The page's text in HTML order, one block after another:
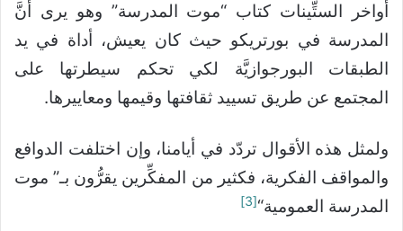
أواخر الستِّينات كتاب “موت المدرسة” وهو يرى أنَّ
المدرسة في بورتريكو حيث كان يعيش، أداة في يد
الطبقات البورجوازيَّة لكي تحكم سيطرتها على
المجتمع عن طريق تسييد ثقافتها وقيمها ومعاييرها.
ولمثل هذه الأقوال تردّد في أيامنا، وإن اختلفت الدوافع
والمواقف الفكرية، فكثير من المفكِّرين يقرُّون بـ” موت
المدرسة العمومية“[3]